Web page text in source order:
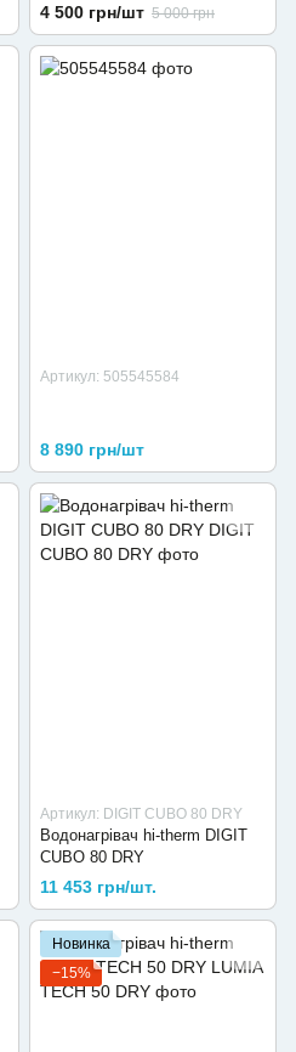
4 500 грн/шт 5 000 грн
Артикул: 505545584
8 890 грн/шт
Артикул: DIGIT CUBO 80 DRY
Водонагрівач hi-therm DIGIT
CUBO 80 DRY
11 453 грн/шт.
Новинка
−15%